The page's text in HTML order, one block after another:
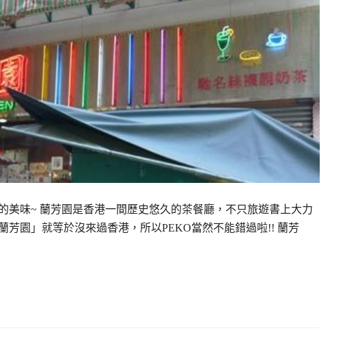
美味~ 蘭芳園是香港一間歷史悠久的茶餐廳，不只旅遊書上大力
芳園」就等於沒來過香港，所以PEKO當然不能錯過啦!! 蘭芳